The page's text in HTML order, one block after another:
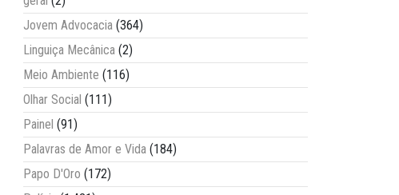
Jovem Advocacia (364)
Linguiça Mecânica (2)
Meio Ambiente (116)
Olhar Social (111)
Painel (91)
Palavras de Amor e Vida (184)
Papo D'Oro (172)